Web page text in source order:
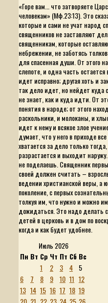
«Горе вам... что затворяете
человекам» (Мф.23:13). Это
которые и сами не учат народ
священников не заставляют
священникам, которые
небрежении, не заботясь
для спасенная души. От этого
слепоте, и одна часть остается
идет исправно; другая хоть и
так дело идет, но нейдет куда
не знает, как и куда идти. От
понятия в народе; от этого
раскольники, и молоканы, и
идет к нему и всякое злое
думает, что у него в приходе
хватается за дело только
разрастается и выходит
не поделаешь. Священник
своей должен считать –
ведении христианской веры, а
поколение, с первых
толкуя им, что нужно и можно
дожидаться. Это надо делать
детей в церковь и в дом по
когда и как будет удобнее.
Июль 2026
Пн Вт Ср Чт Пт Сб Вс
1 2 3 4
5
6
7 8 9 10 11 12
13 14 15 16 17 18 19